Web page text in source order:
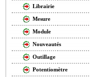
Librairie
Mesure
Module
Nouveautés
Outillage
Potentiomètre